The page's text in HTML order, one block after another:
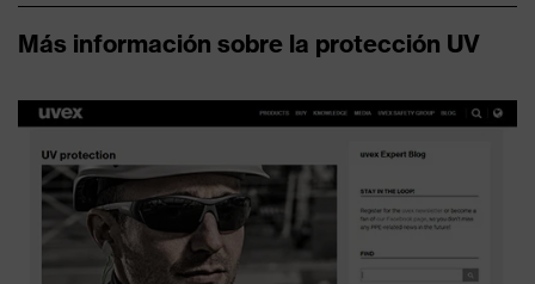
Más información sobre la protección UV